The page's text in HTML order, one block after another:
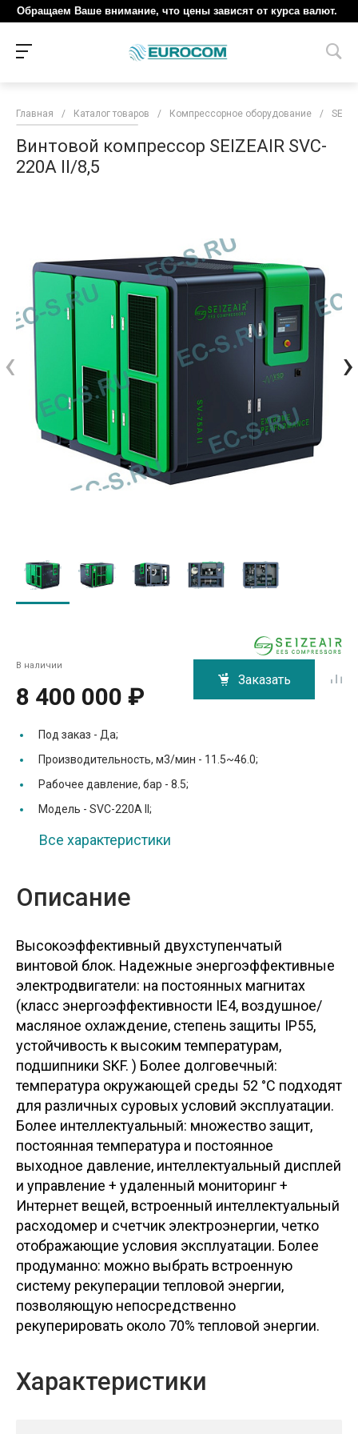
Обращаем Ваше внимание, что цены зависят от курса валют.
Главная / Каталог товаров / Компрессорное оборудование /
Винтовой компрессор SEIZEAIR SVC-
220A II/8,5
‹ ›
В наличии
8 400 000 ₽
Заказать
Под заказ - Да;
Производительность, м3/мин - 11.5~46.0;
Рабочее давление, бар - 8.5;
Модель - SVC-220A II;
Все характеристики
Описание
Высокоэффективный двухступенчатый
винтовой блок. Надежные энергоэффективные
электродвигатели: на постоянных магнитах
(класс энергоэффективности IE4, воздушное/
масляное охлаждение, степень защиты IP55,
устойчивость к высоким температурам,
подшипники SKF. ) Более долговечный:
температура окружающей среды 52 °C подходят
для различных суровых условий эксплуатации.
Более интеллектуальный: множество защит,
постоянная температура и постоянное
выходное давление, интеллектуальный дисплей
и управление + удаленный мониторинг +
Интернет вещей, встроенный интеллектуальный
расходомер и счетчик электроэнергии, четко
отображающие условия эксплуатации. Более
продуманно: можно выбрать встроенную
систему рекуперации тепловой энергии,
позволяющую непосредственно
рекуперировать около 70% тепловой энергии.
Характеристики